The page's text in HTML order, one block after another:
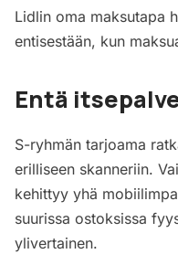
Lidlin oma maksutapa
entisestään, kun
Entä
S-ryhmän tarjoama
erilliseen skanneriin.
kehittyy yhä
suurissa ostoksissa
ylivertainen.